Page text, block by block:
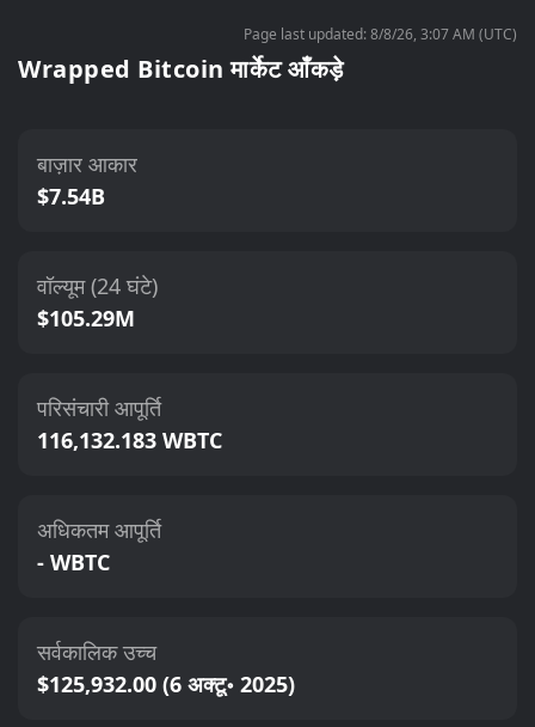
Page last updated: 8/8/26, 3:07 AM (UTC)
Wrapped Bitcoin मार्केट आँकड़े
बाज़ार आकार
$7.54B
वॉल्यूम (24 घंटे)
$105.29M
परिसंचारी आपूर्ति
116,132.183 WBTC
अधिकतम आपूर्ति
- WBTC
सर्वकालिक उच्च
$125,932.00 (6 अक्टू॰ 2025)